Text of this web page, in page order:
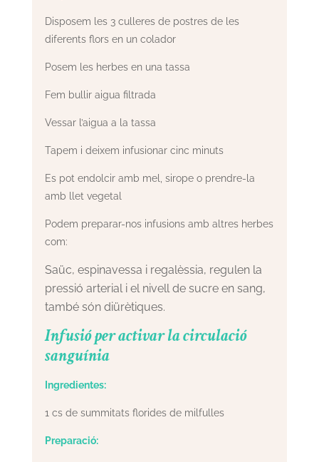
Disposem les 3 culleres de postres de les
diferents flors en un colador
Posem les herbes en una tassa
Fem bullir aigua filtrada
Vessar l’aigua a la tassa
Tapem i deixem infusionar cinc minuts
Es pot endolcir amb mel, sirope o prendre-la
amb llet vegetal
Podem preparar-nos infusions amb altres herbes
com:
Saüc, espinavessa i regalèssia, regulen la
pressió arterial i el nivell de sucre en sang,
també són diürètiques.
Infusió per activar la circulació
sanguínia
Ingredientes:
1 cs de summitats florides de milfulles
Preparació: